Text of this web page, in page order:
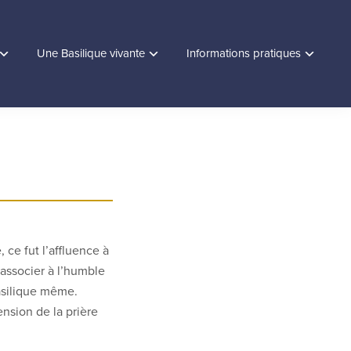
Une Basilique vivante Informations pratiques
ce fut l’affluence à
à l’humble
même.
de la prière